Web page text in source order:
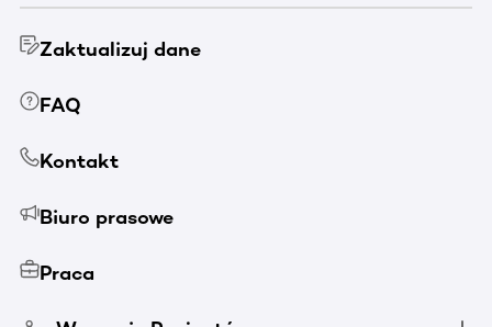
Zaktualizuj dane
FAQ
Kontakt
Biuro prasowe
Praca